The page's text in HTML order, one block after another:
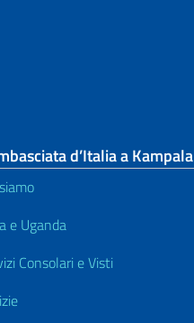
d’Italia a Kampala
e Uganda
Consolari e Visti